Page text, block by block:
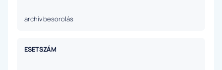
archív besorolás
ESETSZÁM